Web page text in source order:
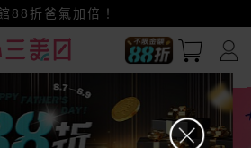
~換好禮~立即換GO~
付~美幣+全點折上折超划算
88折爸氣加倍！